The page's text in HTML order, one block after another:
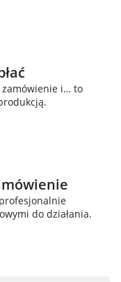
zamówienie i… to
do działania.